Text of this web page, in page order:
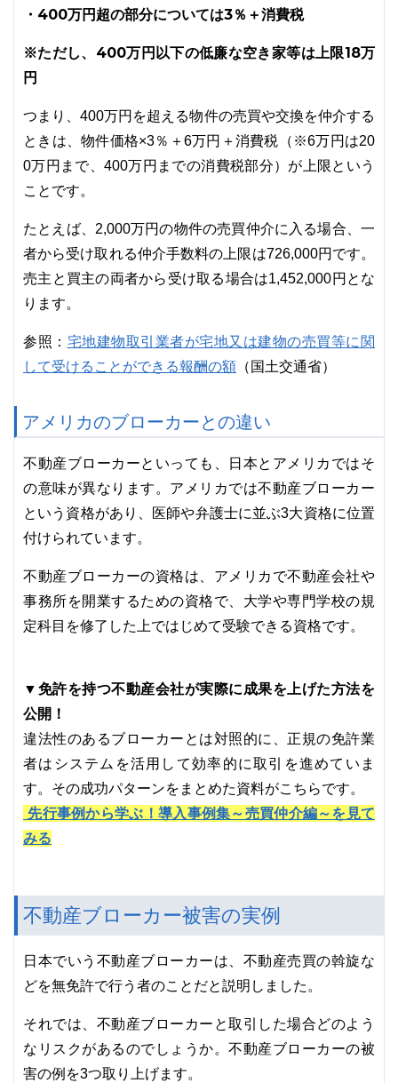
・400万円超の部分については3％＋消費税
※ただし、400万円以下の低廉な空き家等は上限18万
円
つまり、400万円を超える物件の売買や交換を仲介する
ときは、物件価格×3％＋6万円＋消費税（※6万円は20
0万円まで、400万円までの消費税部分）が上限という
ことです。
たとえば、2,000万円の物件の売買仲介に入る場合、一
者から受け取れる仲介手数料の上限は726,000円です。
売主と買主の両者から受け取る場合は1,452,000円とな
ります。
参照： 宅地建物取引業者が宅地又は建物の売買等に関
して受けることができる報酬の額 （国土交通省）
アメリカのブローカーとの違い
不動産ブローカーといっても、日本とアメリカではそ
の意味が異なります。アメリカでは不動産ブローカー
という資格があり、医師や弁護士に並ぶ3大資格に位置
付けられています。
不動産ブローカーの資格は、アメリカで不動産会社や
事務所を開業するための資格で、大学や専門学校の規
定科目を修了した上ではじめて受験できる資格です。
▼免許を持つ不動産会社が実際に成果を上げた方法を
公開！
違法性のあるブローカーとは対照的に、正規の免許業
者はシステムを活用して効率的に取引を進めていま
す。その成功パターンをまとめた資料がこちらです。
先行事例から学ぶ！導入事例集～売買仲介編～を見て
みる
不動産ブローカー被害の実例
日本でいう不動産ブローカーは、不動産売買の斡旋な
どを無免許で行う者のことだと説明しました。
それでは、不動産ブローカーと取引した場合どのよう
なリスクがあるのでしょうか。不動産ブローカーの被
害の例を3つ取り上げます。